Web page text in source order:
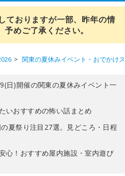
ておりますが一部、昨年の情
めご了承ください。
関東の夏休みイベント・おでかけ
日)開催の関東の夏休みイベント一
いおすすめの怖い話まとめ
の夏祭り注目27選。見どころ・日程
心！おすすめ屋内施設・室内遊び